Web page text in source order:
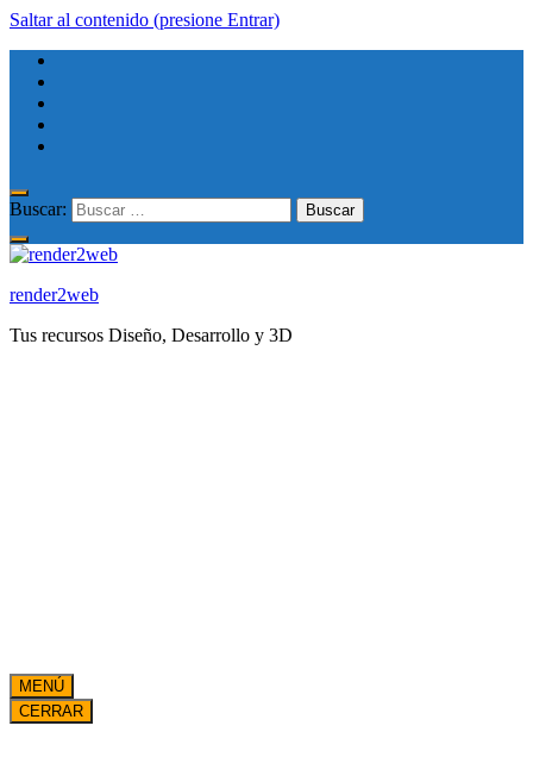
Saltar al contenido (presione Entrar)
Buscar:
render2web
Tus recursos Diseño, Desarrollo y 3D
MENÚ
CERRAR